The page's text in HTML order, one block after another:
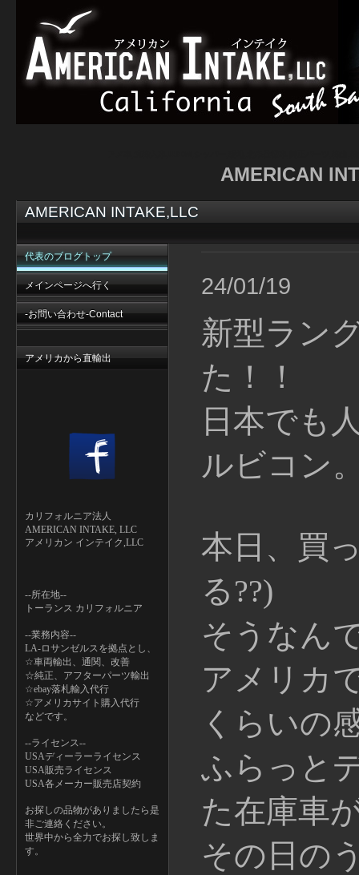
AMERICAN
AMERICAN INTAKE,LLC
代表のブログトップ
メインページへ行く
-お問い合わせ-Contact
アメリカから直輸出
カリフォルニア法人
AMERICAN INTAKE, LLC
アメリカン インテイク,LLC
--所在地--
トーランス カリフォルニア
--業務内容--
LA-ロサンゼルスを拠点とし、
☆車両輸出、通関、改善
☆純正、アフターパーツ輸出
☆ebay落札輸入代行
☆アメリカサイト購入代行
などです。
--ライセンス--
USAディーラーライセンス
USA販売ライセンス
USA各メーカー販売店契約
お探しの品物がありましたら是
非ご連絡ください。
世界中から全力でお探し致しま
す。
24/01/19
新型ラン
た！！
日本でも
ルビコン
本日、買
る??)
そうな
アメリカ
くらいの
ふらっと
た在庫車
その日の